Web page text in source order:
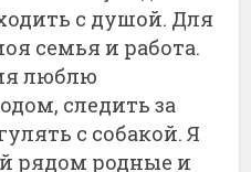
с душой. Для
семья и работа.
люблю
следить за
с собакой. Я
рядом родные и